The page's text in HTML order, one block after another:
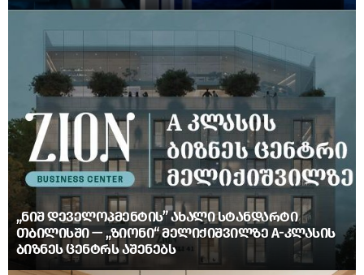
„ᲜᲘᲨ ᲓᲔᲕᲔᲚᲝᲞᲛᲔᲜᲢᲘᲡ” ᲐᲮᲐᲚᲘ ᲡᲢᲐᲜᲓᲐᲠᲢᲘ
ᲗᲑᲘᲚᲘᲡᲨᲘ — „ᲖᲘᲝᲜᲘ“ ᲛᲔᲚᲘᲥᲘᲨᲕᲘᲚᲖᲔ A-ᲙᲚᲐᲡᲘᲡ
ᲑᲘᲖᲜᲔᲡ ᲪᲔᲜᲢᲠᲡ ᲐᲨᲔᲜᲔᲑᲡ